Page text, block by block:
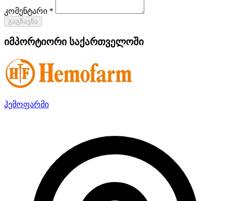
კომენტარი *
გაგზავნა
იმპორტიორი საქართველოში
ჰემოფარმი